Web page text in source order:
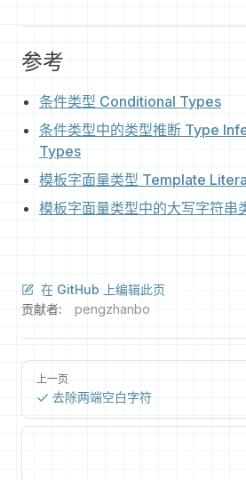
参考
条件类型 Conditional Types
条件类型中的类型推断 Type
Types
模板字面量类型 Template
模板字面量类型中的大写字符串
在 GitHub 上编辑此页
贡献者:
pengzhanbo
上一页
去除两端空白字符